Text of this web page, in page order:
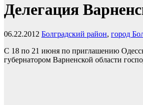
Делегация
06.22.2012 Болградский район, город
С 18 по 21 июня по приглашению
губернатором Варненской области